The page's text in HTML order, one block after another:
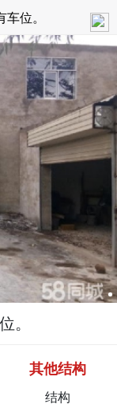
位。
。
其他结构
结构